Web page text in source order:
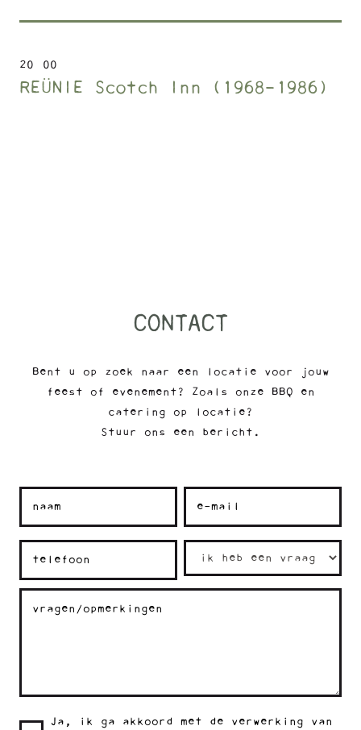
20 00
REÜNIE Scotch Inn (1968-1986)
CONTACT
Bent u op zoek naar een locatie voor jouw
feest of evenement? Zoals onze BBQ en
catering op locatie?
Stuur ons een bericht.
Ja, ik ga akkoord met de verwerking van